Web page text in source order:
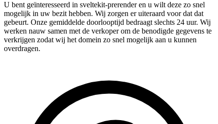
U bent geïnteresseerd in sveltekit-prerender en u wilt deze zo snel
mogelijk in uw bezit hebben. Wij zorgen er uiteraard voor dat dat
gebeurt. Onze gemiddelde doorlooptijd bedraagt slechts 24 uur. Wij
werken nauw samen met de verkoper om de benodigde gegevens te
verkrijgen zodat wij het domein zo snel mogelijk aan u kunnen
overdragen.